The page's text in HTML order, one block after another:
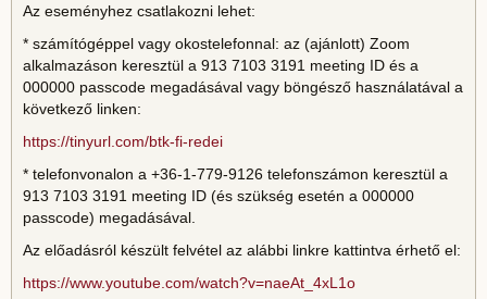
Az eseményhez csatlakozni lehet:
* számítógéppel vagy okostelefonnal: az (ajánlott) Zoom
alkalmazáson keresztül a 913 7103 3191 meeting ID és a
000000 passcode megadásával vagy böngésző használatával a
következő linken:
https://tinyurl.com/btk-fi-redei
* telefonvonalon a +36-1-779-9126 telefonszámon keresztül a
913 7103 3191 meeting ID (és szükség esetén a 000000
passcode) megadásával.
Az előadásról készült felvétel az alábbi linkre kattintva érhető el:
https://www.youtube.com/watch?v=naeAt_4xL1o